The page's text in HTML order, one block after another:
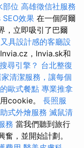
部位 高雄徵信社服務
效果 在一個阿爾
，立即吸引了巴爾
具設計感的客廳設
，Invia.sk和
尋引擎？ 台北整復
家清潔服務，讓每個
歐式餐點 專業推拿
cookie。 長照服
式外燴服務 滅鼠清
務 當我們聽到旅行
，並開始計劃。